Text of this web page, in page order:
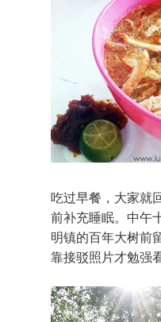
吃过早餐，大家就
前补充睡眠。中午
明镇的百年大树前
靠接驳照片才勉强